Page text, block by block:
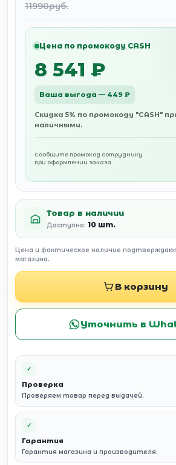
11990руб.
Цена по промокоду CASH
8 541 ₽
Ваша выгода — 449 ₽
Скидка 5% по промокоду "CASH"
наличными.
Сообщите промокод сотруднику
при оформлении заказа
Товар в наличии
Доступно: 10 шт.
Цена и фактическое наличие
магазина.
В корзину
Уточнить в
✓
Проверка
Проверяем товар перед выдачей.
✓
Гарантия
Гарантия магазина и производителя.